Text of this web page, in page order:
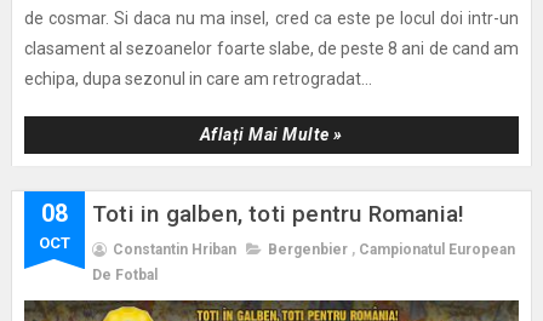
de cosmar. Si daca nu ma insel, cred ca este pe locul doi intr-un
clasament al sezoanelor foarte slabe, de peste 8 ani de cand am
echipa, dupa sezonul in care am retrogradat...
Aflați Mai Multe »
08
OCT
Toti in galben, toti pentru Romania!
Constantin Hriban Bergenbier , Campionatul European
De Fotbal